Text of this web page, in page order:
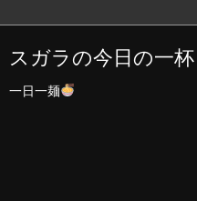
スガラの今日の一杯
一日一麺